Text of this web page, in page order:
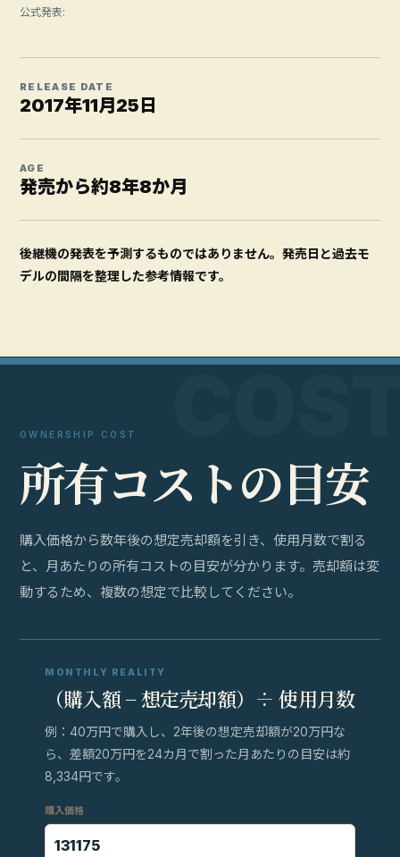
公式発表:
RELEASE DATE
2017年11月25日
AGE
発売から約8年8か月
後継機の発表を予測するものではありません。発売日と過去モ
デルの間隔を整理した参考情報です。
OWNERSHIP COST
所有コス トの目安
購入価格から数年後の想定売却額を引き、使用月数で割る
と、月あたりの所有コストの目安が分かります。売却額は変
動するため、複数の想定で比較してください。
MONTHLY REALITY
（購入額 − 想定売却額）÷ 使用月数
例：40万円で購入し、2年後の想定売却額が20万円な
ら、差額20万円を24カ月で割った月あたりの目安は約
8,334円です。
購入価格